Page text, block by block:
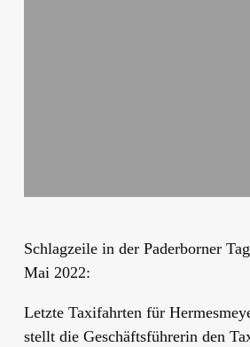
Schlagzeile in der Paderborner
Mai 2022:
Letzte Taxifahrten für
stellt die Geschäftsführerin den